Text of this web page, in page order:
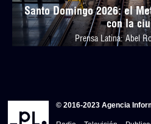
Santo Domingo 2026: el
con la
Prensa Latina: Abel
© 2016-2023 Agencia